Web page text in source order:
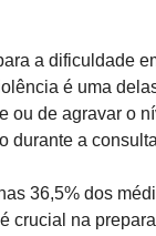
a dificuldade
é uma
ou de agravar o
durante a
36,5% dos
crucial na